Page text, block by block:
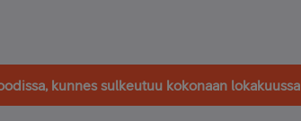
kunnes sulkeutuu kokonaan lokakuussa